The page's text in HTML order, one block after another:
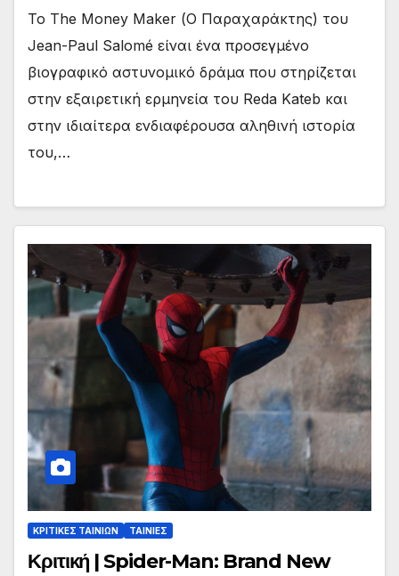
To The Money Maker (Ο Παραχαράκτης) του
Jean-Paul Salomé είναι ένα προσεγμένο
βιογραφικό αστυνομικό δράμα που στηρίζεται
στην εξαιρετική ερμηνεία του Reda Kateb και
στην ιδιαίτερα ενδιαφέρουσα αληθινή ιστορία
του,…
ΚΡΙΤΙΚΕΣ ΤΑΙΝΙΩΝ ΤΑΙΝΙΕΣ
Κριτική | Spider-Man: Brand New